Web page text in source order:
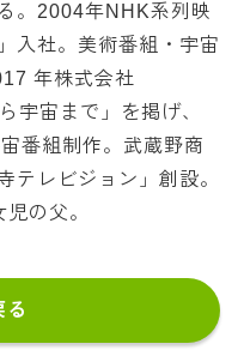
。2004年NHK系列映
入社。美術番組・宇宙
年株式会社
宇宙まで」を掲げ、
番組制作。武蔵野商
テレビジョン」創設。
の父。
る